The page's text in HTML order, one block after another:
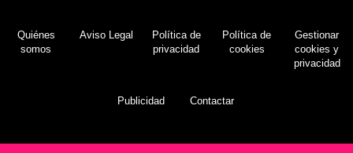
Quiénes
somos
Aviso Legal
Política de
privacidad
Política de
cookies
Gestionar
cookies y
privacidad
Publicidad Contactar